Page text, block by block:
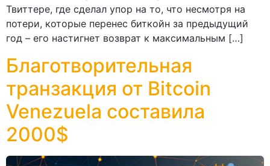
Твиттере, где сделал упор на то, что несмотря на
потери, которые перенес биткойн за предыдущий
год – его настигнет возврат к максимальным […]
Благотворительная
транзакция от Bitcoin
Venezuela составила
2000$